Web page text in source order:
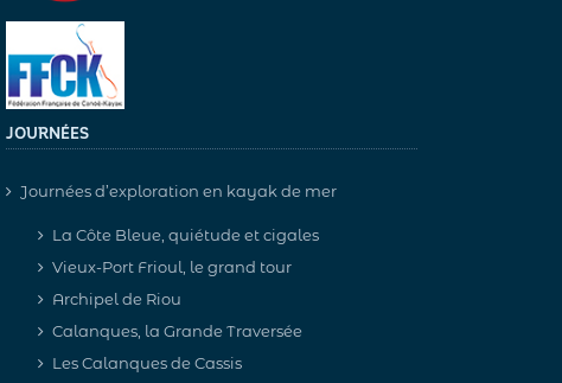
JOURNÉES
Journées d’exploration en kayak de mer
La Côte Bleue, quiétude et cigales
Vieux-Port Frioul, le grand tour
Archipel de Riou
Calanques, la Grande Traversée
Les Calanques de Cassis